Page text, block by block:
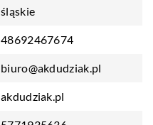
śląskie
48692467674
biuro@akdudziak.pl
akdudziak.pl